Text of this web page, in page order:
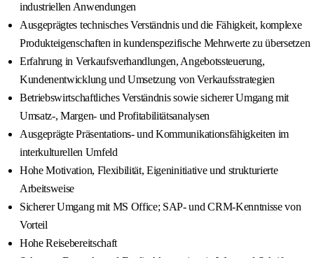
industriellen Anwendungen
Ausgeprägtes technisches Verständnis und die Fähigkeit, komplexe
Produkteigenschaften in kundenspezifische Mehrwerte zu übersetzen
Erfahrung in Verkaufsverhandlungen, Angebotssteuerung,
Kundenentwicklung und Umsetzung von Verkaufsstrategien
Betriebswirtschaftliches Verständnis sowie sicherer Umgang mit
Umsatz‑, Margen‑ und Profitabilitätsanalysen
Ausgeprägte Präsentations‑ und Kommunikationsfähigkeiten im
interkulturellen Umfeld
Hohe Motivation, Flexibilität, Eigeninitiative und strukturierte
Arbeitsweise
Sicherer Umgang mit MS Office; SAP‑ und CRM‑Kenntnisse von
Vorteil
Hohe Reisebereitschaft